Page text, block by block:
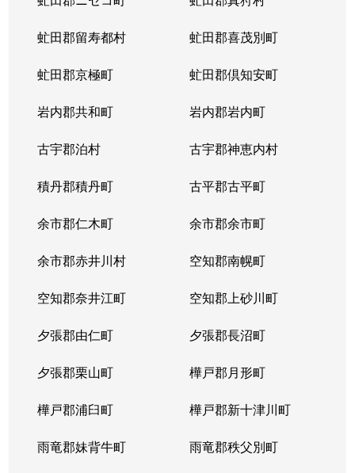
虻田郡留寿都村 虻田郡喜茂別町
虻田郡京極町 虻田郡倶知安町
岩内郡共和町 岩内郡岩内町
古宇郡泊村 古宇郡神恵内村
積丹郡積丹町 古平郡古平町
余市郡仁木町 余市郡余市町
余市郡赤井川村 空知郡南幌町
空知郡奈井江町 空知郡上砂川町
夕張郡由仁町 夕張郡長沼町
夕張郡栗山町 樺戸郡月形町
樺戸郡浦臼町 樺戸郡新十津川町
雨竜郡妹背牛町 雨竜郡秩父別町